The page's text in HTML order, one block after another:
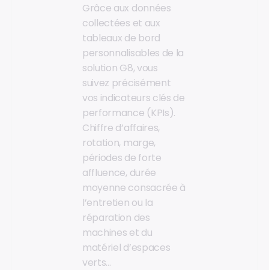
Grâce aux données
collectées et aux
tableaux de bord
personnalisables de la
solution G8, vous
suivez précisément
vos indicateurs clés de
performance (KPIs).
Chiffre d’affaires,
rotation, marge,
périodes de forte
affluence, durée
moyenne consacrée à
l’entretien ou la
réparation des
machines et du
matériel d’espaces
verts…